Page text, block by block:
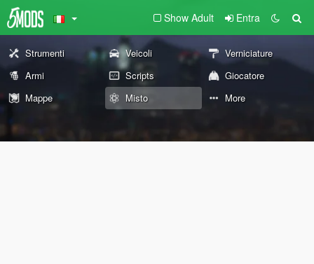
Show Adult Entra
Strumenti Veicoli
Verniciature
Armi
Scripts
Giocatore
Mappe
Misto More